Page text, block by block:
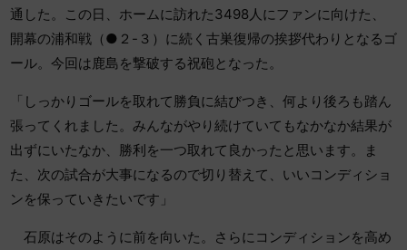
通した。この日、ホームに訪れた3498人にファンに向けた、
開幕の浦和戦（●２-３）に続く古巣復帰の挨拶代わりとなるゴ
ール。今回は鹿島を撃破する祝砲となった。
「しっかりゴールを取れて勝負に結びつき、何より後ろも踏ん
張ってくれました。みんながやり続けていてもなかなか結果が
出ずにいたなか、勝利を一つ取れて良かったと思います。ま
た、次の試合が大事になるので切り替えて、いいコンディショ
ンを保っていきたいです」
石原はそのように前を向いた。さらにコンディションを高め